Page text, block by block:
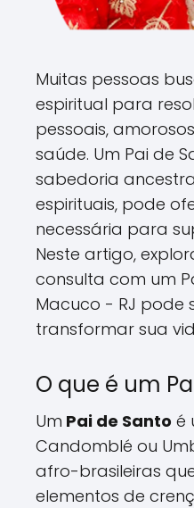
Muitas pessoas
espiritual para
pessoais,
saúde. Um Pai de
sabedoria
espirituais, pode
necessária para
Neste artigo,
consulta com um
Macuco - RJ pode
transformar sua
O que é um
Um Pai de Santo é
Candomblé ou
afro-brasileiras
elementos de